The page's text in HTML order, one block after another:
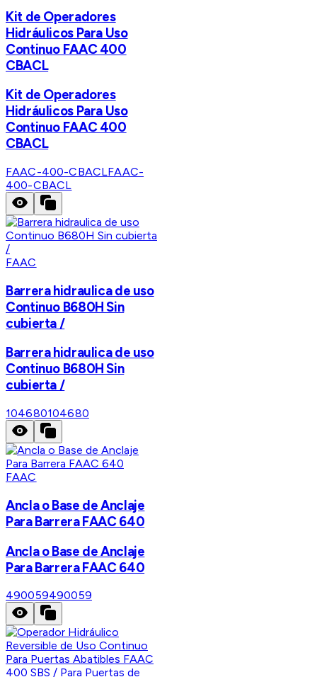
Kit de Operadores
Hidráulicos Para Uso
Continuo FAAC 400
CBACL
Kit de Operadores
Hidráulicos Para Uso
Continuo FAAC 400
CBACL
FAAC-400-CBACLFAAC-
400-CBACL
FAAC
Barrera hidraulica de uso
Continuo B680H Sin
cubierta /
Barrera hidraulica de uso
Continuo B680H Sin
cubierta /
104680104680
FAAC
Ancla o Base de Anclaje
Para Barrera FAAC 640
Ancla o Base de Anclaje
Para Barrera FAAC 640
490059490059